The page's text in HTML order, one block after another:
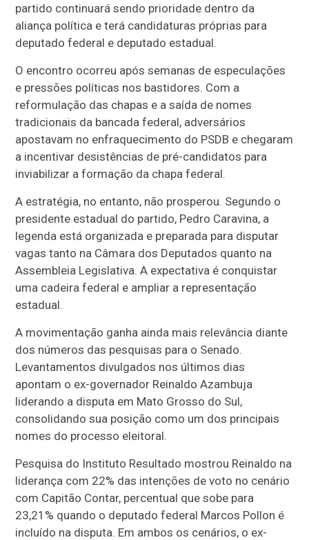
partido continuará sendo prioridade dentro da
aliança política e terá candidaturas próprias para
deputado federal e deputado estadual.
O encontro ocorreu após semanas de especulações
e pressões políticas nos bastidores. Com a
reformulação das chapas e a saída de nomes
tradicionais da bancada federal, adversários
apostavam no enfraquecimento do PSDB e chegaram
a incentivar desistências de pré-candidatos para
inviabilizar a formação da chapa federal.
A estratégia, no entanto, não prosperou. Segundo o
presidente estadual do partido, Pedro Caravina, a
legenda está organizada e preparada para disputar
vagas tanto na Câmara dos Deputados quanto na
Assembleia Legislativa. A expectativa é conquistar
uma cadeira federal e ampliar a representação
estadual.
A movimentação ganha ainda mais relevância diante
dos números das pesquisas para o Senado.
Levantamentos divulgados nos últimos dias
apontam o ex-governador Reinaldo Azambuja
liderando a disputa em Mato Grosso do Sul,
consolidando sua posição como um dos principais
nomes do processo eleitoral.
Pesquisa do Instituto Resultado mostrou Reinaldo na
liderança com 22% das intenções de voto no cenário
com Capitão Contar, percentual que sobe para
23,21% quando o deputado federal Marcos Pollon é
incluído na disputa. Em ambos os cenários, o ex-